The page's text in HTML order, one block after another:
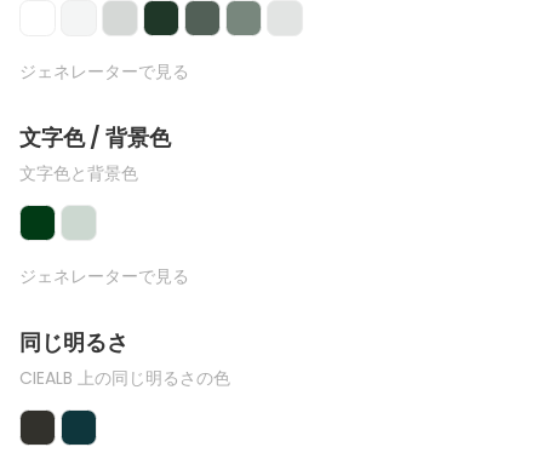
ジェネレーターで見る
文字色 / 背景色
文字色と背景色
ジェネレーターで見る
同じ明るさ
CIEALB 上の同じ明るさの色